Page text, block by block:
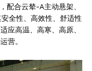
配合云辇-A主动悬架、
全性、高效性、舒适性
应高温、高寒、高原、
营。